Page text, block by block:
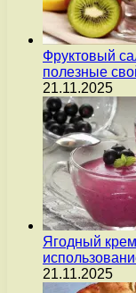
Фруктовый
полезные
21.11.2025
Ягодный
21.11.2025